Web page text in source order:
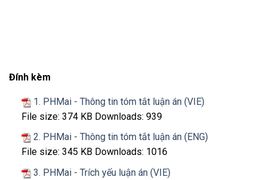
Đính kèm
1. PHMai - Thông tin tóm tắt luận án (VIE)
File size: 374 KB Downloads: 939
2. PHMai - Thông tin tóm tắt luận án (ENG)
File size: 345 KB Downloads: 1016
3. PHMai - Trích yếu luận án (VIE)